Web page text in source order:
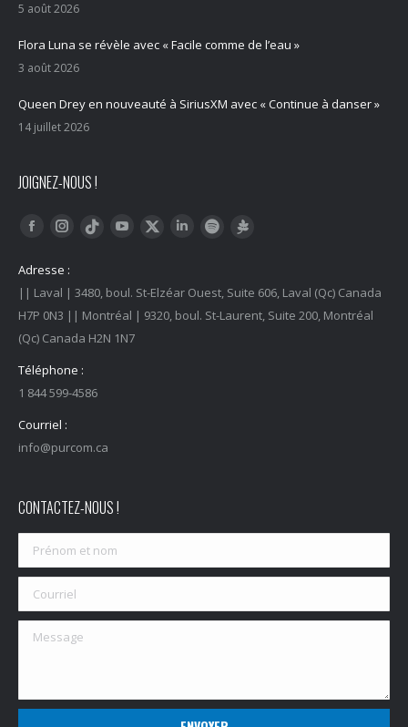
5 août 2026
Flora Luna se révèle avec « Facile comme de l’eau »
3 août 2026
Queen Drey en nouveauté à SiriusXM avec « Continue à danser »
14 juillet 2026
JOIGNEZ-NOUS !
Trouvez nous sur :
FacebookInstagram
Tiktok YouTubeTwitter LinkedInSpotify
Adresse :
|| Laval | 3480, boul. St-Elzéar Ouest, Suite 606, Laval (Qc) Canada
H7P 0N3 || Montréal | 9320, boul. St-Laurent, Suite 200, Montréal
(Qc) Canada H2N 1N7
Téléphone :
1 844 599-4586
Courriel :
info@purcom.ca
CONTACTEZ-NOUS !